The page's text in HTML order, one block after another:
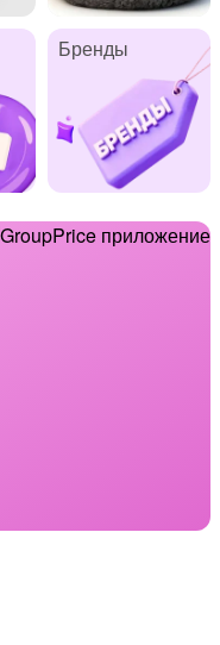
Бренды